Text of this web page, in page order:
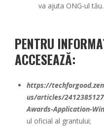
va ajuta ONG-ul tău.
PENTRU
ACCESEAZĂ:
https://
us/articles/
Awards-Application-
ul oficial al grantului;